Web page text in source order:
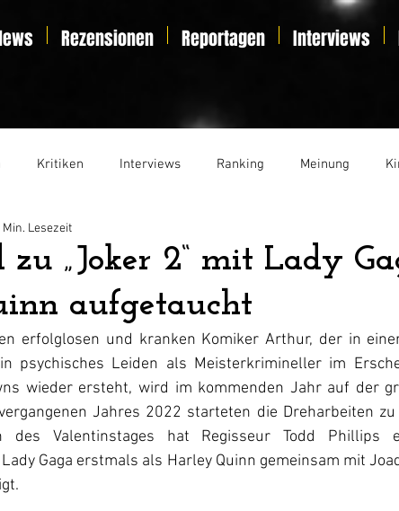
Rezensionen Reportagen Interviews
Kritiken Interviews Ranking Meinung
Essay
zu „Joker 2“ mit Lady
aufgetaucht
Min. Lesezeit
erfolglosen und kranken Komiker Arthur, der in
psychisches Leiden als Meisterkrimineller im
wieder ersteht, wird im kommenden Jahr auf der
Jahres 2022 starteten die Dreharbeiten zu
des Valentinstages hat Regisseur Todd Phillips
Gaga erstmals als Harley Quinn gemeinsam mit